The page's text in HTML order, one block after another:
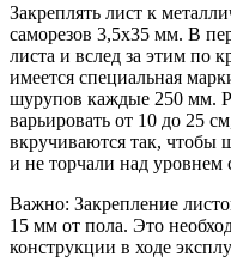
Закреплять лист к
саморезов 3,5х35 мм. В
листа и вслед за этим по
имеется специальная
шурупов каждые 250 мм.
варьировать от 10 до 25
вкручиваются так, чтобы
и не торчали над уровнем
Важно: Закрепление
15 мм от пола. Это
конструкции в ходе